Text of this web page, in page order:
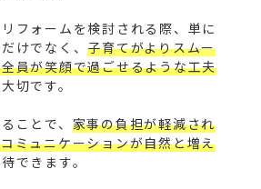
フォームを検討される際、単に
けでなく、子育てがよりスムー
員が笑顔で過ごせるような工夫
切です。
ことで、 家事の負担が軽減され
ミュニケーションが自然と増え
できます。